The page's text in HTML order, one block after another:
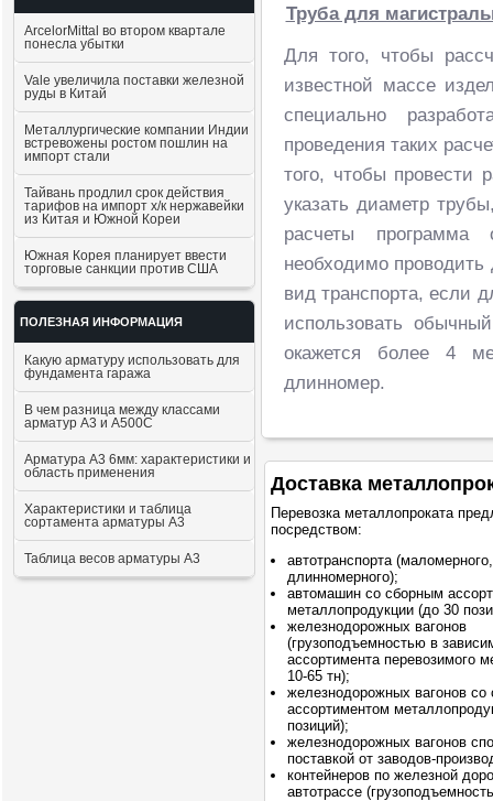
ArcelorMittal во втором квартале
понесла убытки
Vale увеличила поставки железной
руды в Китай
Металлургические компании Индии
встревожены ростом пошлин на
импорт стали
Тайвань продлил срок действия
тарифов на импорт х/к нержавейки
из Китая и Южной Кореи
Южная Корея планирует ввести
торговые санкции против США
ПОЛЕЗНАЯ ИНФОРМАЦИЯ
Какую арматуру использовать для
фундамента гаража
В чем разница между классами
арматур А3 и А500С
Арматура А3 6мм: характеристики и
область применения
Характеристики и таблица
сортамента арматуры А3
Таблица весов арматуры А3
Труба для
Для того, чтобы
известной массе
специально
проведения таких
того, чтобы провести
указать диаметр
расчеты программа
необходимо
вид транспорта, если
использовать
окажется более 4
длинномер.
Доставка
Перевозка металлопроката
посредством:
автотранспорта (маломерного,
длинномерного);
автомашин со сборным
металлопродукции (до 30
железнодорожных вагонов
(грузоподъемностью в
ассортимента перевозимого
10-65 тн);
железнодорожных вагонов со
ассортиментом
позиций);
железнодорожных вагонов
поставкой от заводов-
контейнеров по железной
автотрассе